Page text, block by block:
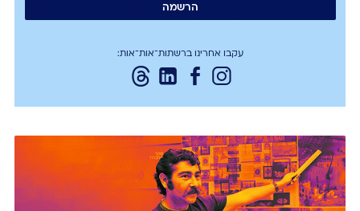
עקבו אחרינו ברשתות־אות־אות: